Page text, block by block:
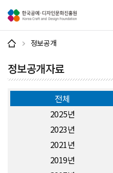
정보공개
정보공개자료
전체
2025년
2023년
2021년
2019년